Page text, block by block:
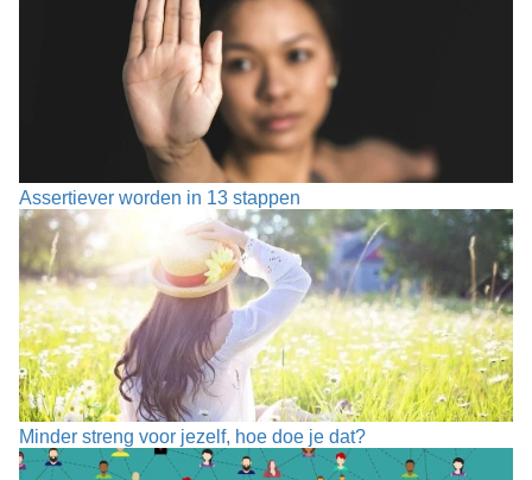
Assertiever worden in 13 stappen
Minder streng voor jezelf, hoe doe je dat?